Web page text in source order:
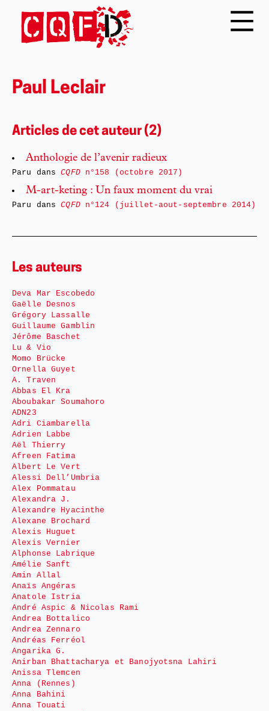
Paul Leclair
Articles de cet auteur (2)
Anthologie de l’avenir radieux
Paru dansCQFDn°158 (octobre 2017)
M-art-keting : Un faux moment du vrai
Paru dansCQFDn°124 (juillet-aout-septembre 2014)
Les auteurs
Deva Mar Escobedo
Gaëlle Desnos
Grégory Lassalle
Guillaume Gamblin
Jérôme Baschet
Lu & Vio
Momo Brücke
Ornella Guyet
A. Traven
Abbas El Kra
Aboubakar Soumahoro
ADN23
Adri Ciambarella
Adrien Labbe
Aël Thierry
Afreen Fatima
Albert Le Vert
Alessi Dell’Umbria
Alex Pommatau
Alexandra J.
Alexandre Hyacinthe
Alexane Brochard
Alexis Huguet
Alexis Vernier
Alphonse Labrique
Amélie Sanft
Amin Allal
Anaïs Angéras
Anatole Istria
André Aspic & Nicolas Rami
Andrea Bottalico
Andrea Zennaro
Andréas Ferréol
Angarika G.
Anirban Bhattacharya et Banojyotsna Lahiri
Anissa Tlemcen
Anna (Rennes)
Anna Bahini
Anna Touati